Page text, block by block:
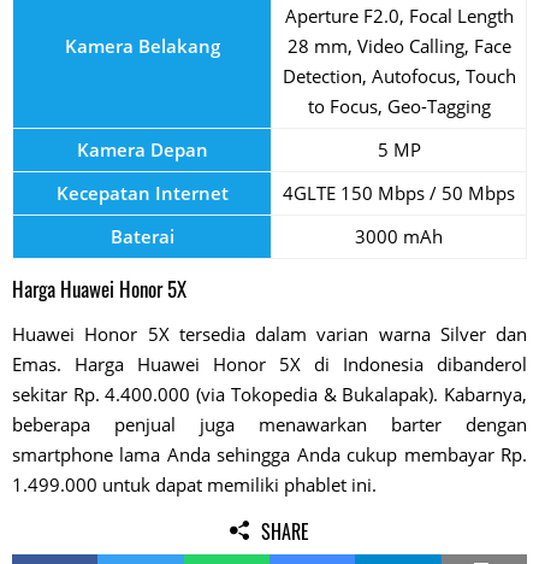
Kamera Belakang
Aperture F2.0, Focal Length
28 mm, Video Calling, Face
Detection, Autofocus, Touch
to Focus, Geo-Tagging
Kamera Depan
5 MP
Kecepatan Internet
4GLTE 150 Mbps / 50 Mbps
Baterai
3000 mAh
Harga Huawei Honor 5X
Huawei Honor 5X tersedia dalam varian warna Silver dan
Emas. Harga Huawei Honor 5X di Indonesia dibanderol
sekitar Rp. 4.400.000 (via Tokopedia & Bukalapak). Kabarnya,
beberapa penjual juga menawarkan barter dengan
smartphone lama Anda sehingga Anda cukup membayar Rp.
1.499.000 untuk dapat memiliki phablet ini.
SHARE